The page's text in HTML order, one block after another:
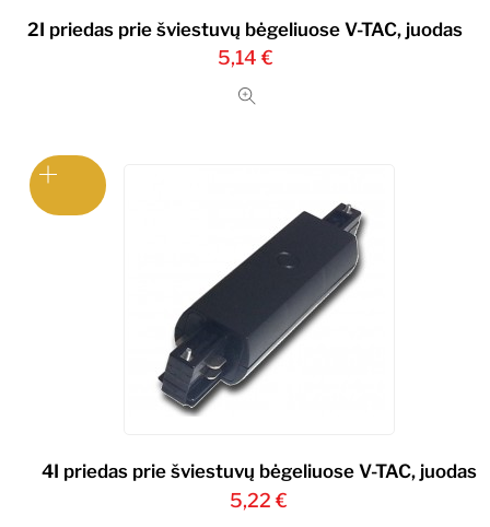
2I priedas prie šviestuvų bėgeliuose V-TAC, juodas
5,14 €
4I priedas prie šviestuvų bėgeliuose V-TAC, juodas
5,22€